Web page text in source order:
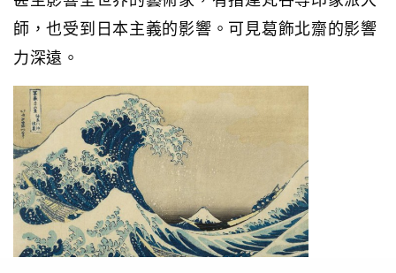
師，也受到日本主義的影響。可見葛飾北齋的影響
力深遠。